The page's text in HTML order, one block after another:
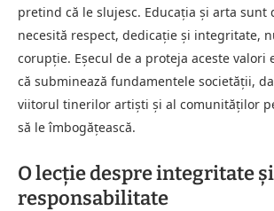
pretind că le slujesc. Educația și arta sunt
necesită respect, dedicație și integritate,
corupție. Eșecul de a proteja aceste valori
că subminează fundamentele societății,
viitorul tinerilor artiști și al comunităților
să le îmbogățească.
O lecție despre integritate și
responsabilitate